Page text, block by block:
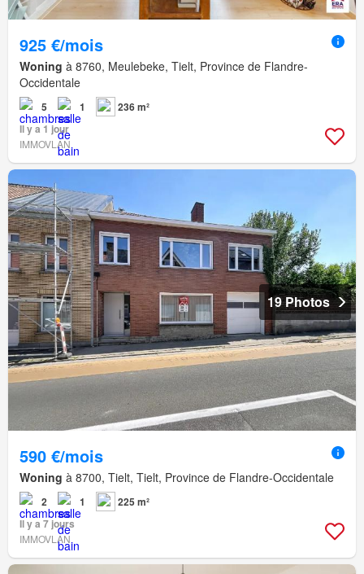
925 €/mois
Woning à 8760, Meulebeke, Tielt, Province de Flandre-
Occidentale
5 1
236 m²
Il y a 1 jour
IMMOVLAN
19 Photos
590 €/mois
Woning à 8700, Tielt, Tielt, Province de Flandre-Occidentale
2 1
225 m²
Il y a 7 jours
IMMOVLAN